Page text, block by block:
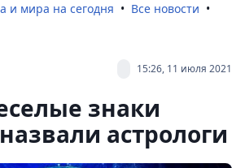
и мира на сегодня
Все новости
15:26, 11 июля 2021
знаки
астрологи